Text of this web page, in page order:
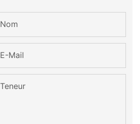
Nom
E-Mail
Teneur